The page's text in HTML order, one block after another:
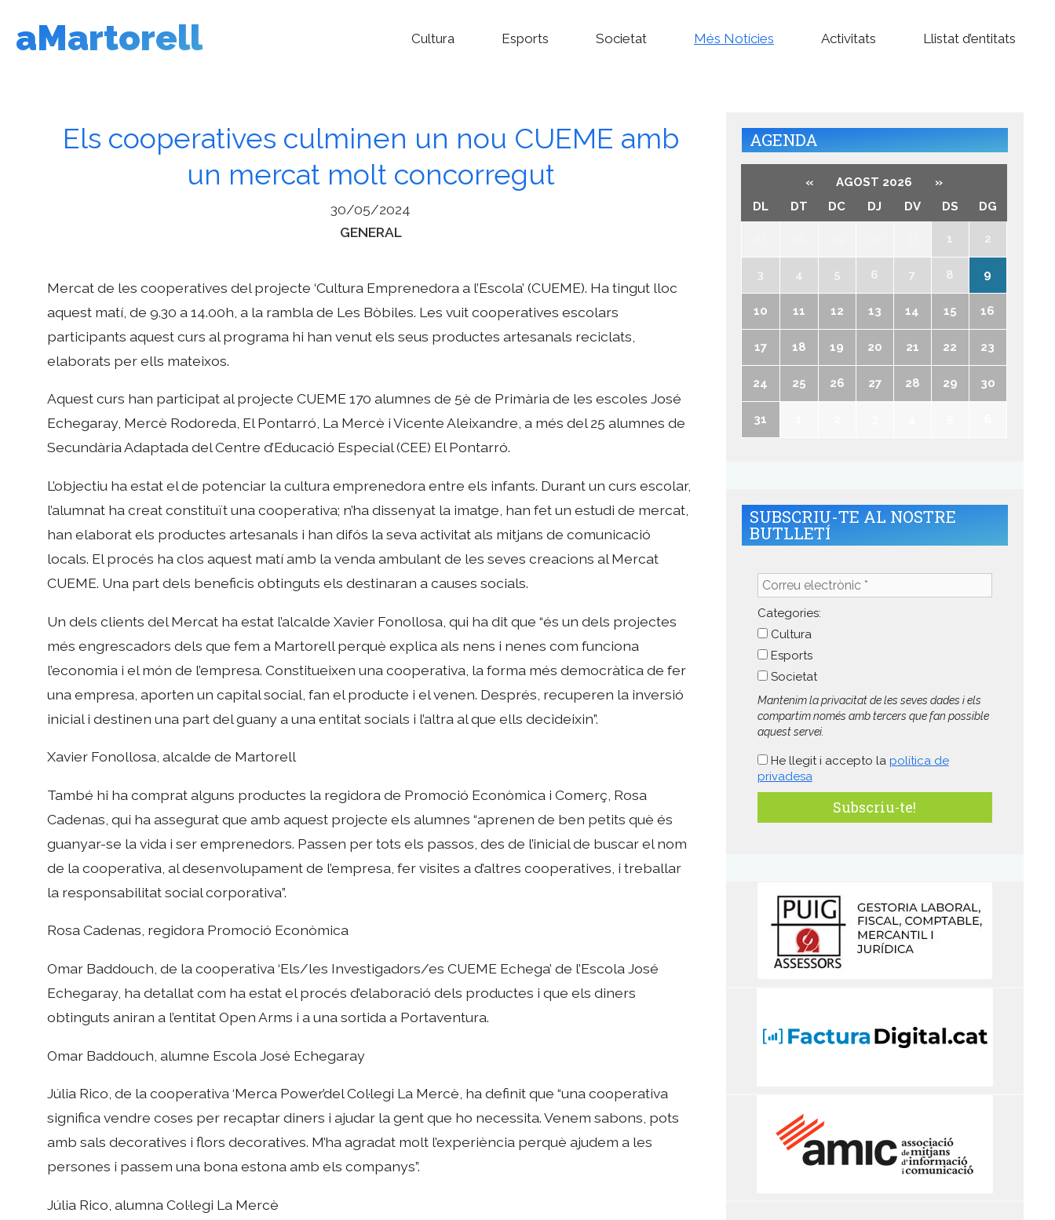
contingut
aMartorell Cultura Esports Societat Més Notícies Activitats Llistat d’entitats
Els cooperatives culminen un nou CUEME amb
un mercat molt concorregut
30/05/2024
Categories
GENERAL
Mercat de les cooperatives del projecte ‘Cultura Emprenedora a l’Escola’ (CUEME). Ha tingut lloc
aquest matí, de 9.30 a 14.00h, a la rambla de Les Bòbiles. Les vuit cooperatives escolars
participants aquest curs al programa hi han venut els seus productes artesanals reciclats,
elaborats per ells mateixos.
Aquest curs han participat al projecte CUEME 170 alumnes de 5è de Primària de les escoles José
Echegaray, Mercè Rodoreda, El Pontarró, La Mercè i Vicente Aleixandre, a més del 25 alumnes de
Secundària Adaptada del Centre d’Educació Especial (CEE) El Pontarró.
L’objectiu ha estat el de potenciar la cultura emprenedora entre els infants. Durant un curs escolar,
l’alumnat ha creat constituït una cooperativa; n’ha dissenyat la imatge, han fet un estudi de mercat,
han elaborat els productes artesanals i han difós la seva activitat als mitjans de comunicació
locals. El procés ha clos aquest matí amb la venda ambulant de les seves creacions al Mercat
CUEME. Una part dels beneficis obtinguts els destinaran a causes socials.
Un dels clients del Mercat ha estat l’alcalde Xavier Fonollosa, qui ha dit que “és un dels projectes
més engrescadors dels que fem a Martorell perquè explica als nens i nenes com funciona
l’economia i el món de l’empresa. Constitueixen una cooperativa, la forma més democràtica de fer
una empresa, aporten un capital social, fan el producte i el venen. Després, recuperen la inversió
inicial i destinen una part del guany a una entitat socials i l’altra al que ells decideixin”.
Xavier Fonollosa, alcalde de Martorell
També hi ha comprat alguns productes la regidora de Promoció Econòmica i Comerç, Rosa
Cadenas, qui ha assegurat que amb aquest projecte els alumnes “aprenen de ben petits què és
guanyar-se la vida i ser emprenedors. Passen per tots els passos, des de l’inicial de buscar el nom
de la cooperativa, al desenvolupament de l’empresa, fer visites a d’altres cooperatives, i treballar
la responsabilitat social corporativa”.
Rosa Cadenas, regidora Promoció Econòmica
Omar Baddouch, de la cooperativa ‘Els/les Investigadors/es CUEME Echega’ de l’Escola José
Echegaray, ha detallat com ha estat el procés d’elaboració dels productes i que els diners
obtinguts aniran a l’entitat Open Arms i a una sortida a Portaventura.
Omar Baddouch, alumne Escola José Echegaray
Júlia Rico, de la cooperativa ‘Merca Power’del Col·legi La Mercè, ha definit que “una cooperativa
significa vendre coses per recaptar diners i ajudar la gent que ho necessita. Venem sabons, pots
amb sals decoratives i flors decoratives. M’ha agradat molt l’experiència perquè ajudem a les
persones i passem una bona estona amb els companys”.
Júlia Rico, alumna Col·legi La Mercè
AGENDA
« AGOST 2026
»
DL
DT DC DJ DV DS DG
1 2
3 4 5 6 7 8 9
10 11 12 13 14 15 16
17 18 19 20 21 22 23
24 25 26 27 28 29 30
31
SUBSCRIU-TE AL NOSTRE
BUTLLETÍ
Correu
electrònic
*Categories:
Cultura
Esports
Societat
Mantenim la privacitat de les seves dades i els
compartim només amb tercers que fan possible
aquest servei.
He llegit i accepto la política de
privadesa